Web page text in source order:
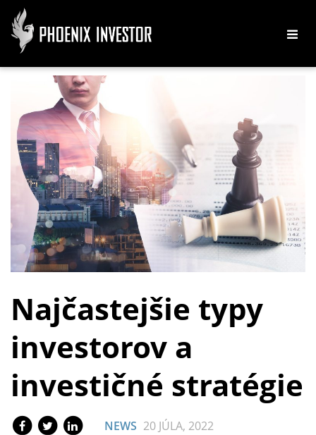
Najčastejšie typy
investorov a
investičné stratégie
NEWS 20 JÚLA, 2022